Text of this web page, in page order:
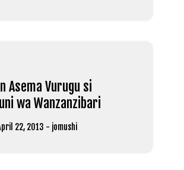
Asema Vurugu si
wa Wanzanzibari
22, 2013 - jomushi